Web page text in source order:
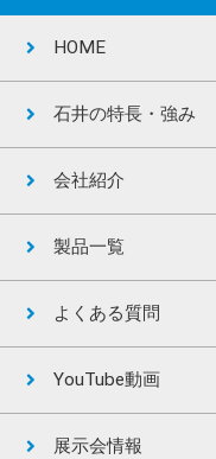
HOME
石井の特長・強み
会社紹介
製品一覧
よくある質問
YouTube動画
展示会情報